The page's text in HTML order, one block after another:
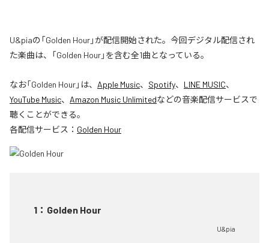
U&piaの「Golden Hour」が配信開始された。今回デジタル配信され
た楽曲は、「Golden Hour」を含む全1曲となっている。
なお「Golden Hour」は、 Apple Music、 Spotify、 LINE MUSIC、
YouTube Music、 Amazon Music Unlimitedなどの音楽配信サービスで
聴くことができる。
各配信サービス： Golden Hour
1 ： Golden Hour
U&pia